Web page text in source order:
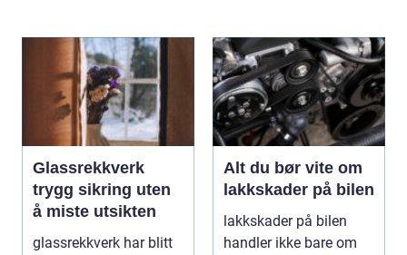
Glassrekkverk
trygg sikring uten
å miste utsikten
glassrekkverk har blitt
Alt du bør vite om
lakkskader på bilen
lakkskader på bilen
handler ikke bare om